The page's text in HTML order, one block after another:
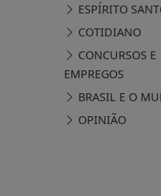
ESPÍRITO
COTIDIANO
CONCURSOS E
EMPREGOS
BRASIL E O
OPINIÃO